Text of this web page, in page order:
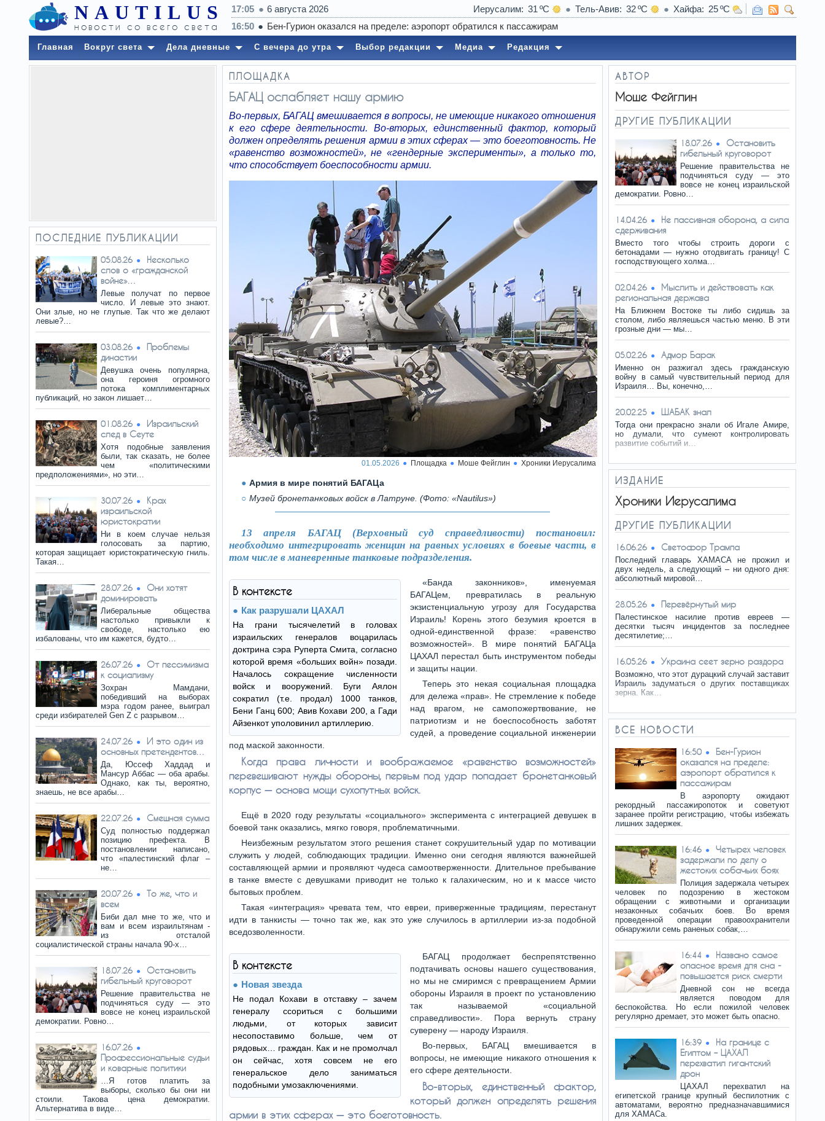
NAUTILUS
новости со всего света
17:05 6 августа 2026 Иерусалим 31 Тель-Авив 32 Хайфа
25
Главная Вокруг света Дела дневные С вечера до утра Выбор редакции Медиа Редакция
ПОСЛЕДНИЕ ПУБЛИКАЦИИ
05.08.26
Несколько
слов о «гражданской
войне»…
Левые получат по первое
число. И левые это знают.
Они злые, но не глупые. Так что же делают
левые?…
03.08.26
Проблемы
династии
Девушка очень популярна,
она героиня огромного
потока комплиментарных
публикаций, но закон лишает…
01.08.26
Израильский
след в Сеуте
Хотя подобные заявления
были, так сказать, не более
чем «политическими
предположениями», но эти…
30.07.26
Крах
израильской
юристократии
Ни в коем случае нельзя
голосовать за партию,
которая защищает юристократическую гниль.
Такая…
28.07.26
Они хотят
доминировать
Либеральные общества
настолько привыкли к
свободе, настолько ею
избалованы, что им кажется, будто…
26.07.26
От пессимизма
к социализму
Зохран Мамдани,
победивший на выборах
мэра годом ранее, выиграл
среди избирателей Gen Z с разрывом…
24.07.26
И это один из
основных претендентов…
Да, Юссеф Хаддад и
Мансур Аббас — оба арабы.
Однако, как ты, вероятно,
знаешь, не все арабы…
22.07.26 Смешная сумма
Суд полностью поддержал
позицию префекта. В
постановлении написано,
что «палестинский флаг –
не…
20.07.26
То же, что и
всем
Биби дал мне то же, что и
вам и всем израильтянам -
из отсталой
социалистической страны начала 90-х…
18.07.26
Остановить
гибельный круговорот
Решение правительства не
подчиняться суду — это
вовсе не конец израильской
демократии. Ровно…
16.07.26
Профессиональные судьи
и коварные политики
…Я готов платить за
выборы, сколько бы они ни
стоили. Такова цена демократии.
Альтернатива в виде…
ПЛОЩАДКА
БАГАЦ ослабляет нашу армию
Во-первых, БАГАЦ вмешивается в вопросы, не имеющие никакого отношения
к его сфере деятельности. Во-вторых, единственный фактор, который
должен определять решения армии в этих сферах — это боеготовность. Не
«равенство возможностей», не «гендерные эксперименты», а только то,
что способствует боеспособности армии.
01.05.2026 Площадка Моше Фейглин Хроники Иерусалима
Армия в мире понятий БАГАЦа
Музей бронетанковых войск в Латруне. (Фото: «Nautilus»)
13 апреля БАГАЦ (Верховный суд справедливости) постановил:
необходимо интегрировать женщин на равных условиях в боевые части, в
том числе в маневренные танковые подразделения.
В контексте
Как разрушали ЦАХАЛ
На грани тысячелетий в головах
израильских генералов воцарилась
доктрина сэра Руперта Смита, согласно
которой время «больших войн» позади.
Началось сокращение численности
войск и вооружений. Буги Аялон
сократил (т.е. продал) 1000 танков,
Бени Ганц 600; Авив Кохави 200, а Гади
Айзенкот уполовинил артиллерию.
«Банда законников», именуемая
БАГАЦем, превратилась в реальную
экзистенциальную угрозу для Государства
Израиль! Корень этого безумия кроется в
одной-единственной фразе: «равенство
возможностей». В мире понятий БАГАЦа
ЦАХАЛ перестал быть инструментом победы
и защиты нации.
Теперь это некая социальная площадка
для дележа «прав». Не стремление к победе
над врагом, не самопожертвование, не
патриотизм и не боеспособность заботят
судей, а проведение социальной инженерии
под маской законности.
Когда права личности и воображаемое «равенство возможностей»
перевешивают нужды обороны, первым под удар попадает бронетанковый
корпус — основа мощи сухопутных войск.
Ещё в 2020 году результаты «социального» эксперимента с интеграцией девушек в
боевой танк оказались, мягко говоря, проблематичными.
Неизбежным результатом этого решения станет сокрушительный удар по мотивации
служить у людей, соблюдающих традиции. Именно они сегодня являются важнейшей
составляющей армии и проявляют чудеса самоотверженности. Длительное пребывание
в танке вместе с девушками приводит не только к галахическим, но и к массе чисто
бытовых проблем.
Такая «интеграция» чревата тем, что евреи, приверженные традициям, перестанут
идти в танкисты — точно так же, как это уже случилось в артиллерии из-за подобной
вседозволенности.
В контексте
Новая звезда
Не подал Кохави в отставку – зачем
генералу ссориться с большими
людьми, от которых зависит
несопоставимо больше, чем от
рядовых… граждан. Как и не промолчал
он сейчас, хотя совсем не его
генеральское дело заниматься
подобными умозаключениями.
БАГАЦ продолжает беспрепятственно
подтачивать основы нашего существования,
но мы не смиримся с превращением Армии
обороны Израиля в проект по установлению
так называемой «социальной
справедливости». Пора вернуть страну
суверену — народу Израиля.
Во-первых, БАГАЦ вмешивается в
вопросы, не имеющие никакого отношения к
его сфере деятельности.
Во-вторых, единственный фактор,
который должен определять решения
армии в этих сферах — это боеготовность.
АВТОР
Моше Фейглин
ДРУГИЕ ПУБЛИКАЦИИ
18.07.26
Остановить
гибельный круговорот
Решение правительства не
подчиняться суду — это
вовсе не конец израильской
демократии. Ровно…
14.04.26
Не пассивная оборона, а сила
сдерживания
Вместо того чтобы строить дороги с
бетонадами — нужно отодвигать границу! С
господствующего холма…
02.04.26
Мыслить и действовать как
региональная держава
На Ближнем Востоке ты либо сидишь за
столом, либо являешься частью меню. В эти
грозные дни — мы…
05.02.26 Адмор Барак
Именно он разжигал здесь гражданскую
войну в самый чувствительный период для
Израиля… Вы, конечно,…
20.02.25 ШАБАК знал
Тогда они прекрасно знали об Игале Амире,
но думали, что сумеют контролировать
развитие событий и…
ИЗДАНИЕ
Хроники Иерусалима
ДРУГИЕ ПУБЛИКАЦИИ
16.06.26 Светофор Трампа
Последний главарь ХАМАСА не прожил и
двух недель, а следующий – ни одного дня:
абсолютный мировой…
28.05.26 Перевёрнутый мир
Палестинское насилие против евреев —
десятки тысяч инцидентов за последнее
десятилетие;…
16.05.26 Украина сеет зерно раздора
Возможно, что этот дурацкий случай заставит
Израиль задуматься о других поставщиках
зерна. Как…
ВСЕ НОВОСТИ
16:50
Бен-Гурион
оказался на пределе:
аэропорт обратился к
пассажирам
В аэропорту ожидают
рекордный пассажиропоток и советуют
заранее пройти регистрацию, чтобы избежать
лишних задержек.
16:46
Четырех человек
задержали по делу о
жестоких собачьих боях
Полиция задержала четырех
человек по подозрению в жестоком
обращении с животными и организации
незаконных собачьих боев. Во время
проведенной операции правоохранители
обнаружили семь раненых собак,…
16:44
Названо самое
опасное время для сна -
повышается риск смерти
Дневной сон не всегда
является поводом для
беспокойства. Но если пожилой человек
регулярно дремает, это может быть опасно.
16:39
На границе с
Египтом – ЦАХАЛ
перехватил гигантский
дрон
ЦАХАЛ перехватил на
египетской границе крупный беспилотник с
автоматами, вероятно предназначавшимися
для ХАМАСа.